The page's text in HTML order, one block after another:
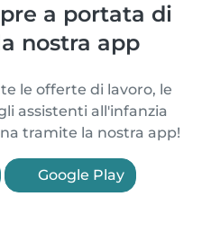
a portata di
nostra app
le offerte di lavoro, le
assistenti all'infanzia
tramite la nostra app!
Google Play